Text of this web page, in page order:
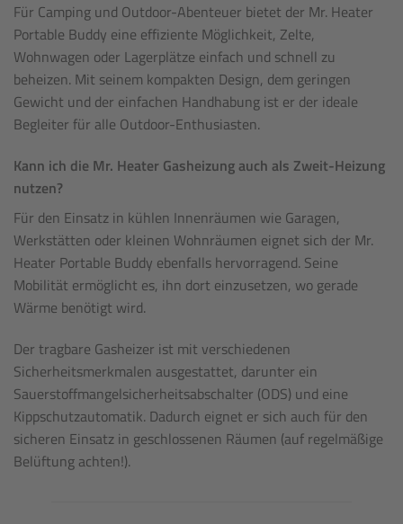
Für Camping und Outdoor-Abenteuer bietet der Mr. Heater
Portable Buddy eine effiziente Möglichkeit, Zelte,
Wohnwagen oder Lagerplätze einfach und schnell zu
beheizen. Mit seinem kompakten Design, dem geringen
Gewicht und der einfachen Handhabung ist er der ideale
Begleiter für alle Outdoor-Enthusiasten.
Kann ich die Mr. Heater Gasheizung auch als Zweit-Heizung
nutzen?
Für den Einsatz in kühlen Innenräumen wie Garagen,
Werkstätten oder kleinen Wohnräumen eignet sich der Mr.
Heater Portable Buddy ebenfalls hervorragend. Seine
Mobilität ermöglicht es, ihn dort einzusetzen, wo gerade
Wärme benötigt wird.
Der tragbare Gasheizer ist mit verschiedenen
Sicherheitsmerkmalen ausgestattet, darunter ein
Sauerstoffmangelsicherheitsabschalter (ODS) und eine
Kippschutzautomatik. Dadurch eignet er sich auch für den
sicheren Einsatz in geschlossenen Räumen (auf regelmäßige
Belüftung achten!).